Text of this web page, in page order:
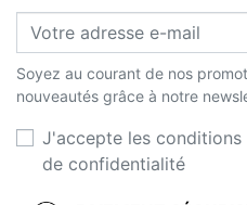
Soyez au courant de nos
nouveautés grâce à notre
J'accepte les
de confidentialité